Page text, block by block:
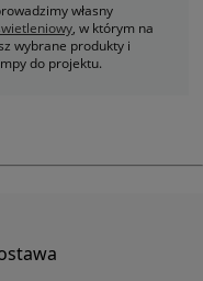
własny
, w którym na
wybrane produkty i
do projektu.